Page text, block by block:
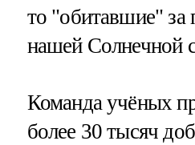
то "обитавшие" за
нашей Солнечной
Команда учёных
более 30 тысяч